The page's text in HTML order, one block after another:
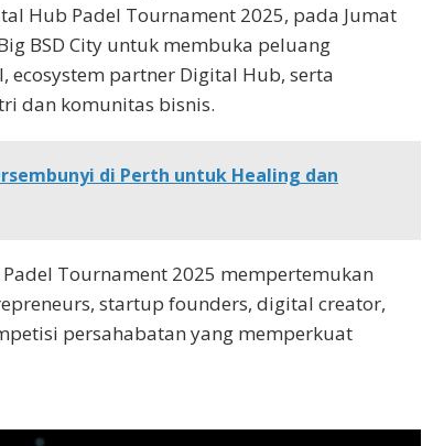
Hub Padel Tournament 2025, pada Jumat
BSD City untuk membuka peluang
ecosystem partner Digital Hub, serta
dan komunitas bisnis.
di Perth untuk Healing dan
Tournament 2025 mempertemukan
startup founders, digital creator,
persahabatan yang memperkuat